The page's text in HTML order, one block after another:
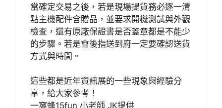
當確定交易之後，若是現場提貨務必逐一清
點主機配件含贈品，並要求開機測試與外觀
檢查，還有原廠保證書是否蓋章都是不能少
的步驟。若是會後指送到府一定要確認送貨
方式與時間。
這些都是近年資訊展的一些現象與經驗分
享，給大家參考！
一窩蜂15fun 小老師 JK提供